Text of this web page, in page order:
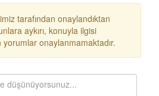
tarafından onaylandıktan
aykırı, konuyla ilgisi
onaylanmamaktadır.